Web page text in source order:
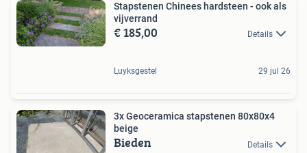
Stapstenen Chinees hardsteen - ook als
vijverrand
€ 185,00 Details
Luyksgestel 29 jul 26
3x Geoceramica stapstenen 80x80x4
beige
Bieden Details